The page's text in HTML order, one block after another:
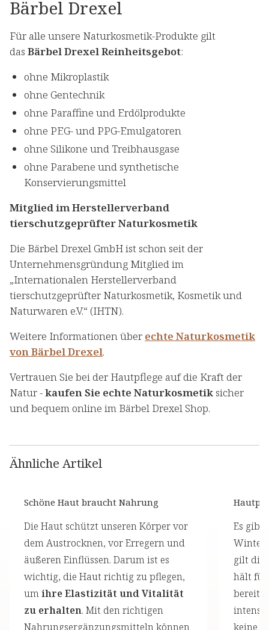
Bärbel Drexel
Für alle unsere Naturkosmetik-Produkte gilt
das Bärbel Drexel Reinheitsgebot:
ohne Mikroplastik
ohne Gentechnik
ohne Paraffine und Erdölprodukte
ohne PEG- und PPG-Emulgatoren
ohne Silikone und Treibhausgase
ohne Parabene und synthetische
Konservierungsmittel
Mitglied im Herstellerverband
tierschutzgeprüfter Naturkosmetik
Die Bärbel Drexel GmbH ist schon seit der
Unternehmensgründung Mitglied im
„Internationalen Herstellerverband
tierschutzgeprüfter Naturkosmetik, Kosmetik und
Naturwaren e.V.“ (IHTN).
Weitere Informationen über echte Naturkosmetik
von Bärbel Drexel.
Vertrauen Sie bei der Hautpflege auf die Kraft der
Natur -kaufen Sie echte Naturkosmetik sicher
und bequem online im Bärbel Drexel Shop.
Ähnliche Artikel
Schöne Haut braucht Nahrung
Die Haut schützt unseren Körper vor
dem Austrocknen, vor Erregern und
äußeren Einflüssen. Darum ist es
wichtig, die Haut richtig zu pflegen,
umihre Elastizität und Vitalität
zu erhalten. Mit den richtigen
Nahrungsergänzungsmitteln können
Es gibt
Winter
gilt
hält
bereit
keine